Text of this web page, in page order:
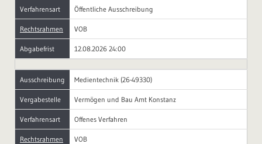
Verfahrensart Öffentliche Ausschreibung
Rechtsrahmen VOB
Abgabefrist 12.08.2026 24:00
Ausschreibung Medientechnik (26-49330)
Vergabestelle Vermögen und Bau Amt Konstanz
Verfahrensart Offenes Verfahren
Rechtsrahmen VOB